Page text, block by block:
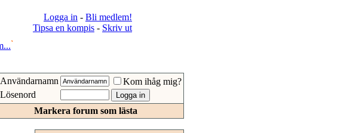
Logga in - Bli medlem!
Tipsa en kompis - Skriv ut
Användarnamn
Kom ihåg mig?
Lösenord
Markera forum som lästa